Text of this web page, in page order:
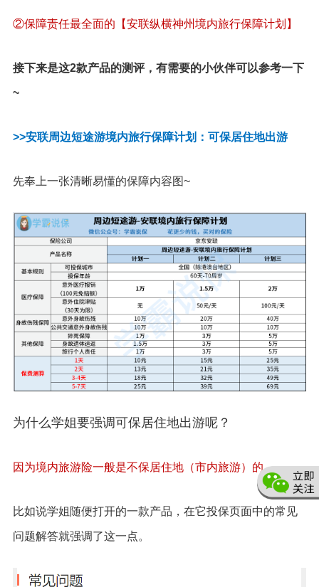
②保障责任最全面的【安联纵横神州境内旅行保障计划】
接下来是这2款产品的测评，有需要的小伙伴可以参考一下
~
>>安联周边短途游境内旅行保障计划：可保居住地出游
先奉上一张清晰易懂的保障内容图~
为什么学姐要强调可保居住地出游呢？
因为境内旅游险一般是不保居住地（市内旅游）的。
比如说学姐随便打开的一款产品，在它投保页面中的常见
问题解答就强调了这一点。